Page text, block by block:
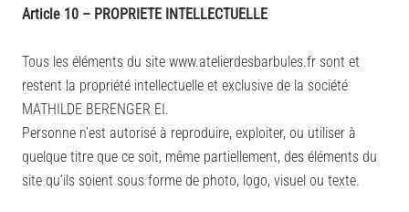
Article 10 – PROPRIETE INTELLECTUELLE
Tous les éléments du site www.atelierdesbarbules.fr sont et
restent la propriété intellectuelle et exclusive de la société
MATHILDE BERENGER EI.
Personne n’est autorisé à reproduire, exploiter, ou utiliser à
quelque titre que ce soit, même partiellement, des éléments du
site qu’ils soient sous forme de photo, logo, visuel ou texte.